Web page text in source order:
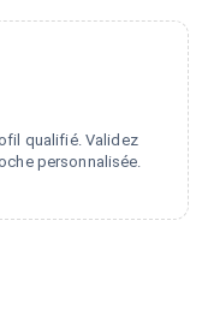
qualifié. Validez
personnalisée.